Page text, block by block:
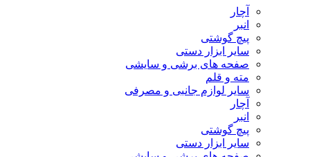
آچار
انبر
پیچ گوشتی
سایر ابزار دستی
صفحه های برشی و سایشی
مته و قلم
سایر لوازم جانبی و مصرفی
آچار
انبر
پیچ گوشتی
سایر ابزار دستی